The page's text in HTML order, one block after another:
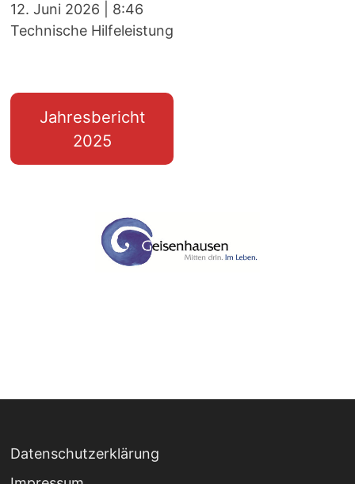
12. Juni 2026
8:46
Technische Hilfeleistung
Jahresbericht
2025
Datenschutzerklärung